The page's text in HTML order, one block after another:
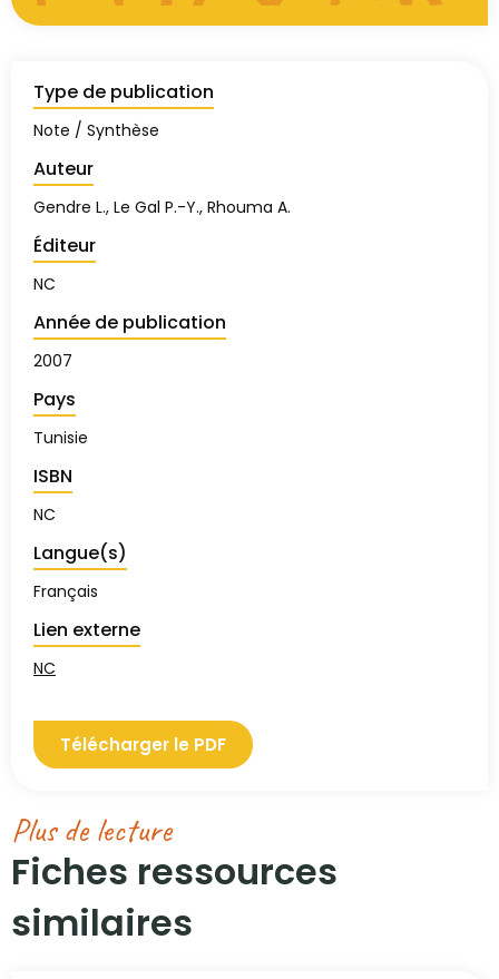
Type de publication
Note / Synthèse
Auteur
Gendre L., Le Gal P.-Y., Rhouma A.
Éditeur
NC
Année de publication
2007
Pays
Tunisie
ISBN
NC
Langue(s)
Français
Lien externe
NC
Télécharger le PDF
Plus de lecture
Fiches ressources
similaires​